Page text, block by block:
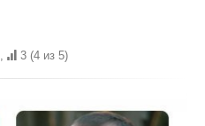
3 (4 из 5)